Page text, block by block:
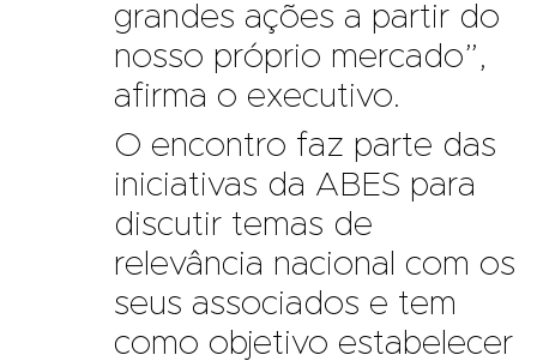
grandes ações a partir do
nosso próprio mercado”,
afirma o executivo.
O encontro faz parte das
iniciativas da ABES para
discutir temas de
relevância nacional com os
seus associados e tem
como objetivo estabelecer